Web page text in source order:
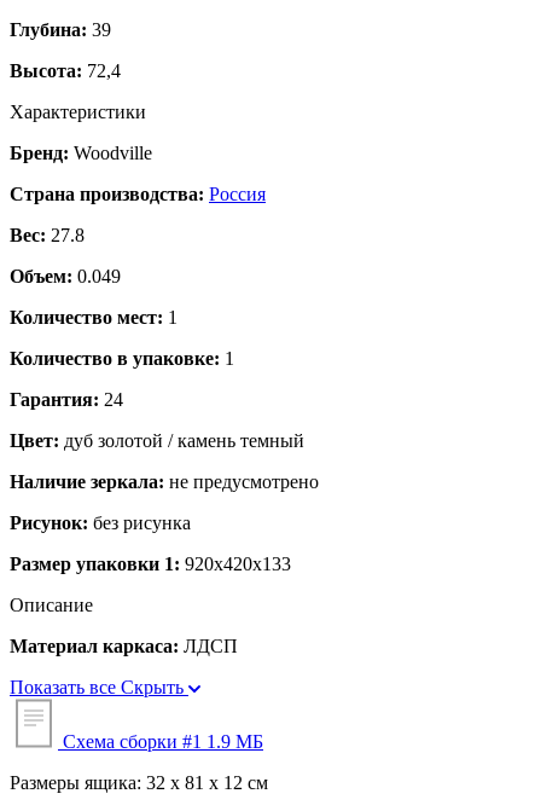
Глубина: 39
Высота: 72,4
Характеристики
Бренд: Woodville
Страна производства: Россия
Вес: 27.8
Объем: 0.049
Количество мест: 1
Количество в упаковке: 1
Гарантия: 24
Цвет: дуб золотой / камень темный
Наличие зеркала: не предусмотрено
Рисунок: без рисунка
Размер упаковки 1: 920x420x133
Описание
Материал каркаса: ЛДСП
Показать все Скрыть
Схема сборки #1 1.9 МБ
Размеры ящика: 32 х 81 х 12 см